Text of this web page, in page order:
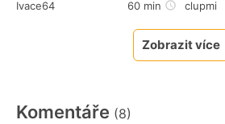
Ivace64
60 min
clupmi
Zobrazit více
Komentáře (8)